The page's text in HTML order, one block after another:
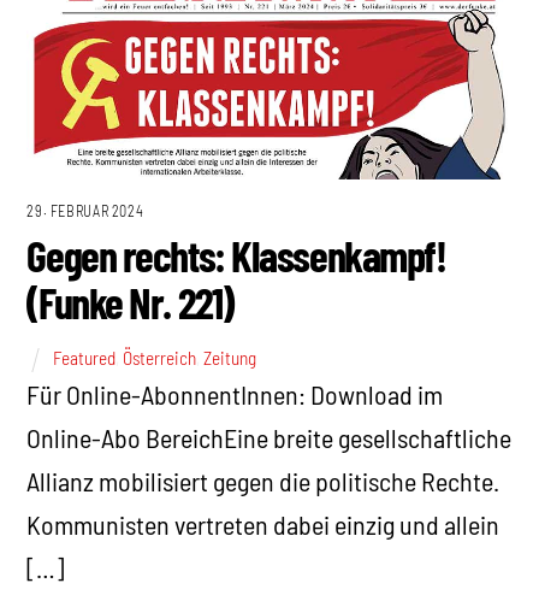
29. FEBRUAR 2024
Gegen rechts: Klassenkampf!
(Funke Nr. 221)
Featured Österreich ,Zeitung
Für Online-AbonnentInnen: Download im
Online-Abo BereichEine breite gesellschaftliche
Allianz mobilisiert gegen die politische Rechte.
Kommunisten vertreten dabei einzig und allein
[…]